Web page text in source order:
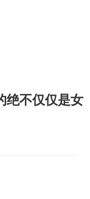
绝不仅仅是女